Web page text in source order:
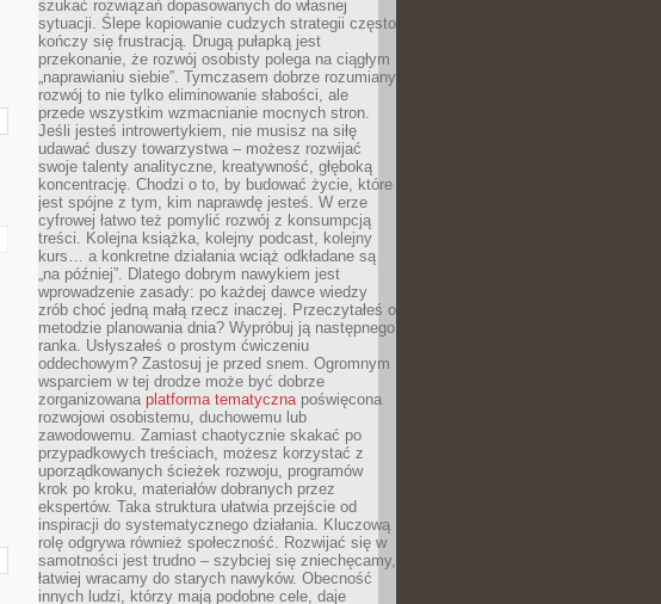
szukać rozwiązań dopasowanych do własnej
sytuacji. Ślepe kopiowanie cudzych strategii często
kończy się frustracją. Drugą pułapką jest
przekonanie, że rozwój osobisty polega na ciągłym
„naprawianiu siebie”. Tymczasem dobrze rozumiany
rozwój to nie tylko eliminowanie słabości, ale
przede wszystkim wzmacnianie mocnych stron.
Jeśli jesteś introwertykiem, nie musisz na siłę
udawać duszy towarzystwa – możesz rozwijać
swoje talenty analityczne, kreatywność, głęboką
koncentrację. Chodzi o to, by budować życie, które
jest spójne z tym, kim naprawdę jesteś. W erze
cyfrowej łatwo też pomylić rozwój z konsumpcją
treści. Kolejna książka, kolejny podcast, kolejny
kurs… a konkretne działania wciąż odkładane są
„na później”. Dlatego dobrym nawykiem jest
wprowadzenie zasady: po każdej dawce wiedzy
zrób choć jedną małą rzecz inaczej. Przeczytałeś o
metodzie planowania dnia? Wypróbuj ją następnego
ranka. Usłyszałeś o prostym ćwiczeniu
oddechowym? Zastosuj je przed snem. Ogromnym
wsparciem w tej drodze może być dobrze
zorganizowana platforma tematycznapoświęcona
rozwojowi osobistemu, duchowemu lub
zawodowemu. Zamiast chaotycznie skakać po
przypadkowych treściach, możesz korzystać z
uporządkowanych ścieżek rozwoju, programów
krok po kroku, materiałów dobranych przez
ekspertów. Taka struktura ułatwia przejście od
inspiracji do systematycznego działania. Kluczową
rolę odgrywa również społeczność. Rozwijać się w
samotności jest trudno – szybciej się zniechęcamy,
łatwiej wracamy do starych nawyków. Obecność
innych ludzi, którzy mają podobne cele, daje